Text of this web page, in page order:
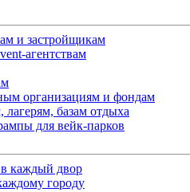
и застройщикам
агентствам
организациям и фондам
лагерям, базам отдыха
для вейк-парков
каждый двор
городу